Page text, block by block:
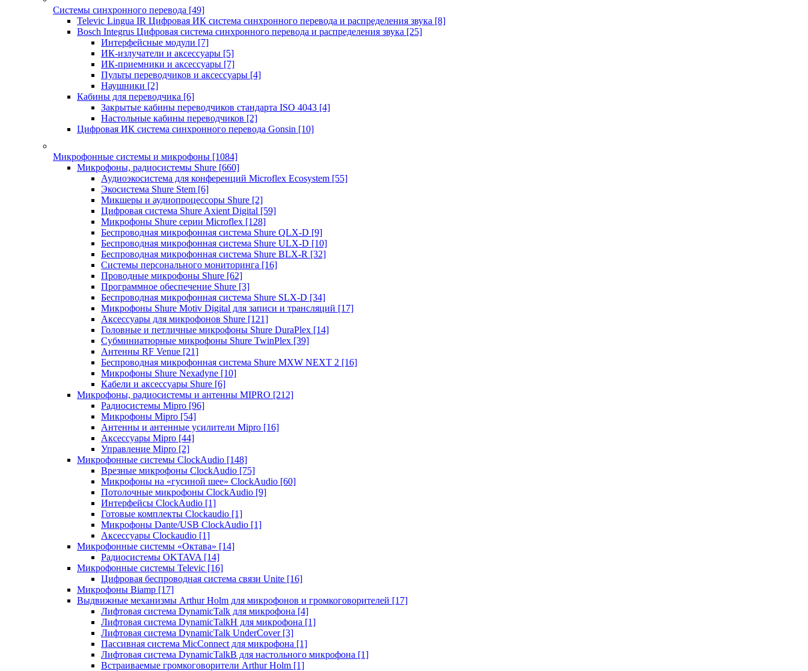
Системы синхронного перевода [49]
Televic Lingua IR Цифровая ИК система синхронного перевода и распределения звука [8]
Bosch Integrus Цифровая система синхронного перевода и распределения звука [25]
Интерфейсные модули [7]
ИК-излучатели и аксессуары [5]
ИК-приемники и аксессуары [7]
Пульты переводчиков и аксессуары [4]
Наушники [2]
Кабины для переводчика [6]
Закрытые кабины переводчиков стандарта ISO 4043 [4]
Настольные кабины переводчиков [2]
Цифровая ИК система синхронного перевода Gonsin [10]
Микрофонные системы и микрофоны [1084]
Микрофоны, радиосистемы Shure [660]
Аудиоэкосистема для конференций Microflex Ecosystem [55]
Экосистема Shure Stem [6]
Микшеры и аудиопроцессоры Shure [2]
Цифровая система Shure Axient Digital [59]
Микрофоны Shure серии Microflex [128]
Беспроводная микрофонная система Shure QLX-D [9]
Беспроводная микрофонная система Shure ULX-D [10]
Беспроводная микрофонная система Shure BLX-R [32]
Системы персонального мониторинга [16]
Проводные микрофоны Shure [62]
Программное обеспечение Shure [3]
Беспроводная микрофонная система Shure SLX-D [34]
Микрофоны Shure Motiv Digital для записи и трансляций [17]
Аксессуары для микрофонов Shure [121]
Головные и петличные микрофоны Shure DuraPlex [14]
Субминиатюрные микрофоны Shure TwinPlex [39]
Антенны RF Venue [21]
Беспроводная микрофонная система Shure MXW NEXT 2 [16]
Микрофоны Shure Nexadyne [10]
Кабели и аксессуары Shure [6]
Микрофоны, радиосистемы и антенны MIPRO [212]
Радиосистемы Mipro [96]
Микрофоны Mipro [54]
Антенны и антенные усилители Mipro [16]
Аксессуары Mipro [44]
Управление Mipro [2]
Микрофонные системы ClockAudio [148]
Врезные микрофоны ClockAudio [75]
Микрофоны на «гусиной шее» ClockAudio [60]
Потолочные микрофоны ClockAudio [9]
Интерфейсы ClockAudio [1]
Готовые комплекты Clockaudio [1]
Микрофоны Dante/USB ClockAudio [1]
Аксессуары Clockaudio [1]
Микрофонные системы «Октава» [14]
Радиосистемы OKTAVA [14]
Микрофонные системы Televic [16]
Цифровая беспроводная система связи Unite [16]
Микрофоны Biamp [17]
Выдвижные механизмы Arthur Holm для микрофонов и громкоговорителей [17]
Лифтовая система DynamicTalk для микрофона [4]
Лифтовая система DynamicTalkH для микрофона [1]
Лифтовая система DynamicTalk UnderCover [3]
Пассивная система MicConnect для микрофона [1]
Лифтовая система DynamicTalkB для настольного микрофона [1]
Встраиваемые громкоговорители Arthur Holm [1]